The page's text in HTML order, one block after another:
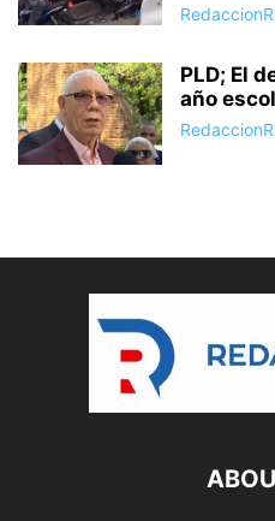
PLD; El
año